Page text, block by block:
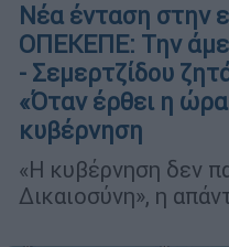
Νέα ένταση στην
ΟΠΕΚΕΠΕ: Την
- Σεμερτζίδου
«Όταν έρθει η
κυβέρνηση
«Η κυβέρνηση δεν
Δικαιοσύνη», η